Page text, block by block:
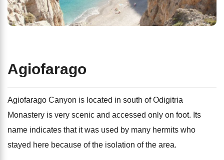
Agiofarago
Agiofarago Canyon is located in south of Odigitria
Monastery is very scenic and accessed only on foot. Its
name indicates that it was used by many hermits who
stayed here because of the isolation of the area.